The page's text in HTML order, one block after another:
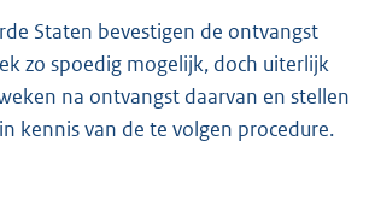
Staten bevestigen de ontvangst
zo spoedig mogelijk, doch uiterlijk
na ontvangst daarvan en stellen
kennis van de te volgen procedure.